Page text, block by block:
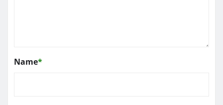
Name*